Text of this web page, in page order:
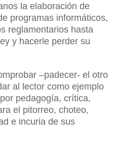
la elaboración de
programas informáticos,
reglamentarios hasta
y hacerle perder su
–padecer- el otro
al lector como ejemplo
pedagogía, crítica,
el pitorreo, choteo,
e incuria de sus